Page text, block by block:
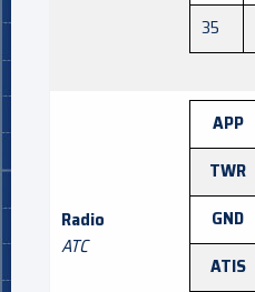
35
Radio
ATC
APP
TWR
GND
ATIS